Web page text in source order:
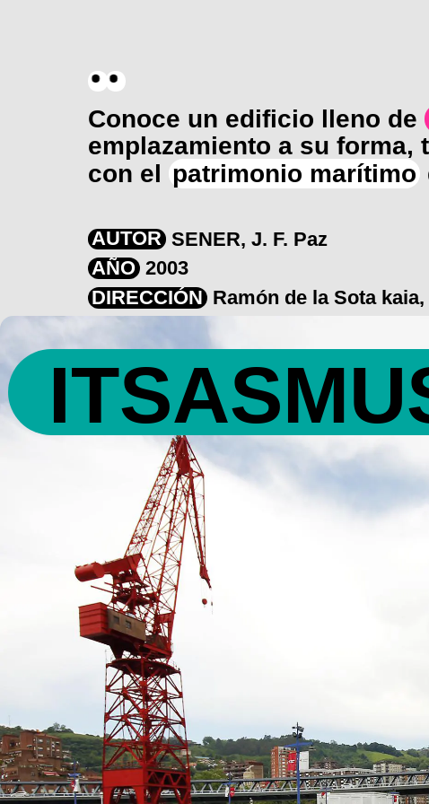
Conoce un edificio lleno de
emplazamiento a su forma,
con el patrimonio marítimo
AUTORSENER, J. F. Paz
AÑO2003
DIRECCIÓNRamón de la Sota kaia,